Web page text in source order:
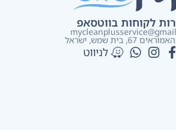
לקוחות בווטסאפ
67, בית שמש​, ישראל
לניווט